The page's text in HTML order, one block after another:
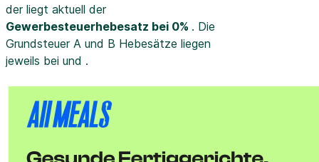
der liegt aktuell der
Gewerbesteuerhebesatz bei 0% . Die
Grundsteuer A und B Hebesätze liegen
jeweils bei und .